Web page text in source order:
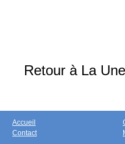
Retour à La
Accueil
Contact